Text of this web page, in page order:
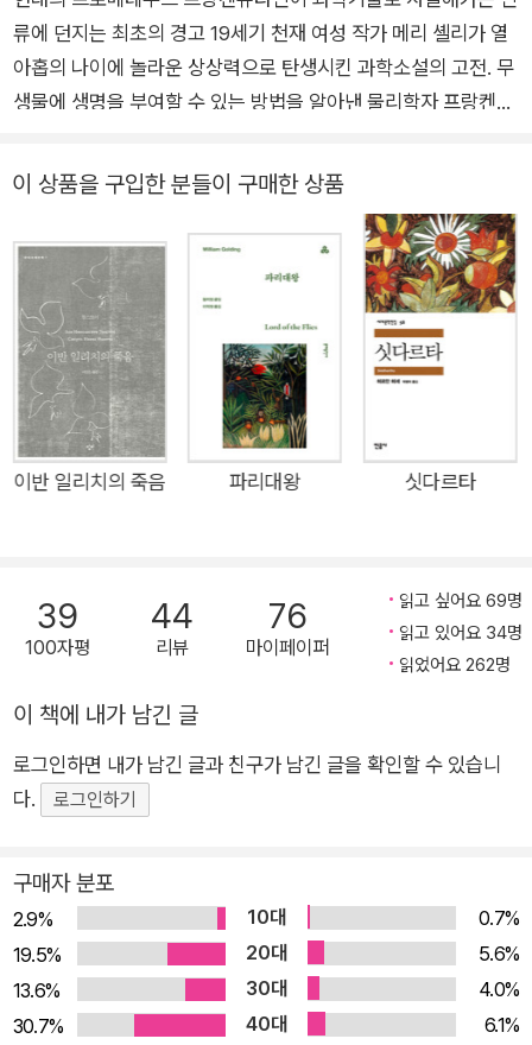
오던 중 익사했다. 1823년 역사 소설 《발페르가》를 출간하고, 이
듬해에는 남편의 시를 모아 《유고 시집》을 출간했다. 이후 활발
한 창작 활동을 이어가며 인류 멸망을 그린 소설 《최후의 인간》(1
막 소설인 《포크너》를 출간하고, 1844년에는 메리 셸리의 유작
이 된 여행기 《1840, 1842, 1843년 독일과 이탈리아 산책》을
출간했다. 1851년 2월 1일, 지병인 뇌종양이 악화해 런던에서 5
4세를 일기로 세상을 떠났고, 유언에 따라 부모님 곁에 묻혔다.
함부로 바다에 엎질러진 유독한 유막도, 특별한 빛이 비추는 어느
순간에는 ‘iridescent’하다고 말하고 싶다. 허구 속의 타자가 자
신의 거울이 되었을 때 터져 나오는 진짜 감정, 우리가 닿을 수 있
인 오스틴》이 있고, 옮긴 책으로는 《프랑켄슈타인》, 《시녀 이야
기》, 《가재가 노래하는 곳》, 《솔로몬의 노래》, 《사악한 목소리》,
《오만과 편견》 등이 있다.
류에 던지는 최초의 경고 19세기 천재 여성 작가 메리 셸리가 열
아홉의 나이에 놀라운 상상력으로 탄생시킨 과학소설의 고전. 무
생물에 생명을 부여할 수 있는 방법을 알아낸 물리학자 프랑켄슈
발휘하는 괴물은 추악한 자신을 만든 창조주에 대한 증오심에서
최초의 소설 『프랑켄슈타인』은 아이작 아시모프의 『아이, 로봇』,
카렐 차페크의 『R. U. R.』 등의 과학소설은 물론, <블레이드 러너
> <터미네이터> 등 널리 알려진 과학영화에 지대한 영향을 미
쳤다. 나사못이 관자놀이에 박힌 괴물의 강렬한 시각적 이미지는
20세기 대중문화사에서 무한히 재생산되며 『프랑켄슈타인』을
오늘날 세계에서 가장 유명한 공포소설 중 하나로 만들었다. 200
9년 뉴스 위크 선정 ‘역대 세계 최고의 명저 100’ 2003년 옵서버
선정 ‘역대 최고의 소설 100’ 19세기 천재 여성 작가 메리 셸리가
나온 나사못. 그런데 사실 ‘프랑켄슈타인’은 이 끔찍한 형상의 괴
물을 창조한 사람의 이름이고, 괴물은 이름이 없다. 그럼에도 흉
를 붙이는 것은 1931년 발표된 영화 <프랑켄슈타인>에서 보리
스 칼로프가 분한 괴물의 강렬한 이미지 덕분일 것이다. 『프랑켄
슈타인』만큼 20세기 대중문화사에서 무한 재생산된 원작소설도
드물다. 영화, 연극, 만화, 텔레비전 드라마 등 다양한 장르에서
카렐 차페크의 『R. U. R.』 등의 과학소설은 물론, <블레이드 러너
> <터미네이터> 등 유명 영화 역시 『프랑켄슈타인』의 영향을
받았다. 불경한 기술을 빌려 창조주를 사칭함으로써 멸절의 위기
를 자초하는 인류를 일찌감치 예견하고 이에 대해 경고를 보내는
『프랑켄슈타인』은 분명 ‘과학소설의 고전’이라 불려도 손색이 없
이 상품을 구입한 분들이 구매한 상품
이반 일리치의 죽음 파리대왕 싯다르타
39
100자평
44
리뷰
76
마이페이퍼
읽고 싶어요 69명
읽고 있어요 34명
읽었어요 262명
이 책에 내가 남긴 글
로그인하면 내가 남긴 글과 친구가 남긴 글을 확인할 수 있습니
다.
로그인하기
구매자 분포
2.9% 10대
0.7%
19.5%
20대
5.6%
13.6%
30대
4.0%
30.7%
40대
6.1%